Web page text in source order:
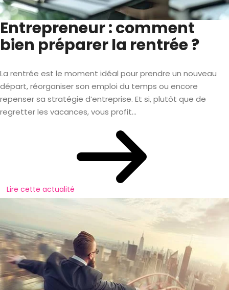
Entrepreneur : comment
bien préparer la rentrée ?
La rentrée est le moment idéal pour prendre un nouveau
départ, réorganiser son emploi du temps ou encore
repenser sa stratégie d’entreprise. Et si, plutôt que de
regretter les vacances, vous profit...
Lire cette actualité